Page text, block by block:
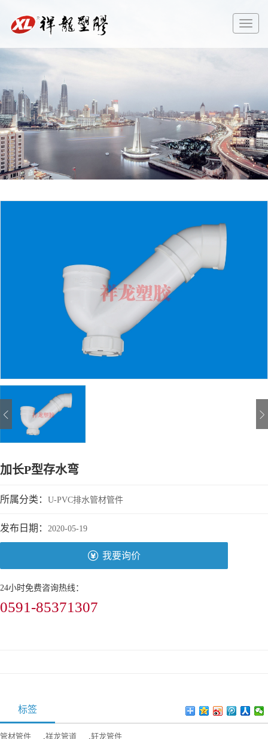
切
换
导
加长P型存水弯
所属分类： U-PVC排水管材管件
发布日期： 2020-05-19
我要询价
24小时免费咨询热线：
0591-85371307
标签
管材管件 祥龙管道 轩龙管件